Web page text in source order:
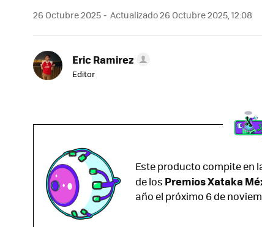
26 Octubre 2025 Actualizado 26 Octubre 2025, 12:08
Eric Ramirez
Editor
Este producto compite en
de los Premios Xataka
año el próximo 6 de